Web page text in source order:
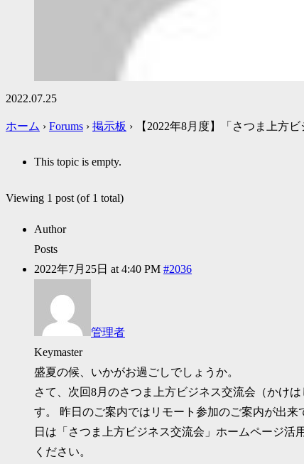
2022.07.25
ホーム › Forums › 掲示板 › 【2022年8月度】「さつま上方
This topic is empty.
Viewing 1 post (of 1 total)
Author
Posts
2022年7月25日 at 4:40 PM #2036
管理者
Keymaster
盛夏の候、いかがお過ごしでしょうか。
さて、次回8月のさつま上方ビジネス交流会（かけ
す。 昨日のご案内ではリモート参加のご案内が出
日は「さつま上方ビジネス交流会」ホームページ
ください。